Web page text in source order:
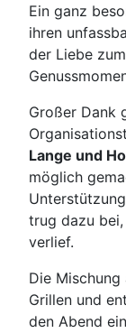
Ein ganz
ihren
der Liebe
Großer Dank
Lange und
möglich
trug dazu
verlief.
Die
Grillen und
den Abend